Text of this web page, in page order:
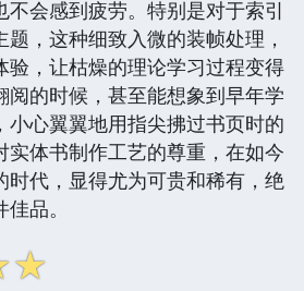
不会感到疲劳。特别是对于索引
，这种细致入微的装帧处理，
验，让枯燥的理论学习过程变得
阅的时候，甚至能想象到早年学
小心翼翼地用指尖拂过书页时的
实体书制作工艺的尊重，在如今
时代，显得尤为可贵和稀有，绝
品。
☆